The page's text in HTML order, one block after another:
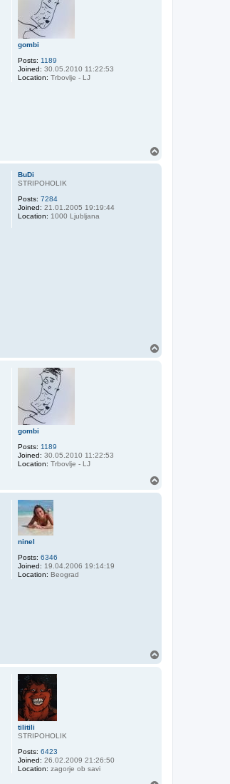
gombi
Posts: 1189
Joined: 30.05.2010 11:22:53
Location: Trbovlje - LJ
BuDi
STRIPOHOLIK
Posts: 7284
Joined: 21.01.2005 19:19:44
Location: 1000 Ljubljana
gombi
Posts: 1189
Joined: 30.05.2010 11:22:53
Location: Trbovlje - LJ
ninel
Posts: 6346
Joined: 19.04.2006 19:14:19
Location: Beograd
tilitili
STRIPOHOLIK
Posts: 6423
Joined: 26.02.2009 21:26:50
Location: zagorje ob savi